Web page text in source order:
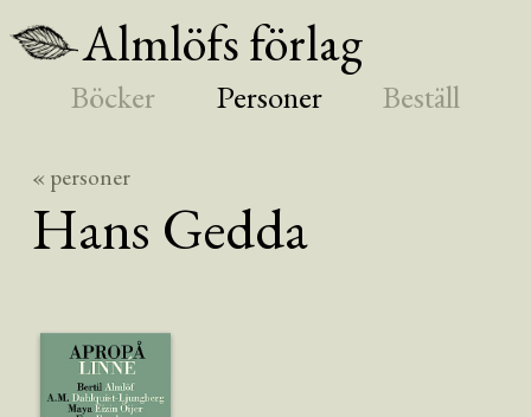
Almlöfs förlag
Böcker Personer Beställ
« personer
Hans Gedda